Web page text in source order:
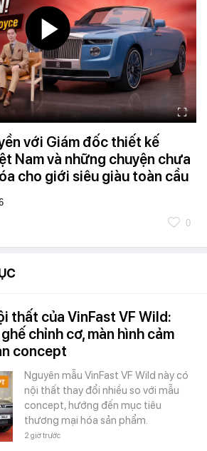
với Giám đốc thiết kế
Nam và những chuyện chưa
cho giới siêu giàu toàn cầu
0
thất của VinFast VF Wild:
chỉnh cơ, màn hình cảm
concept
Nguyên mẫu VinFast VF Wild này có
nội thất thay đổi nhiều so với mẫu
concept, hướng đến mục tiêu
thương mại hóa sản phẩm.
2 giờ trước